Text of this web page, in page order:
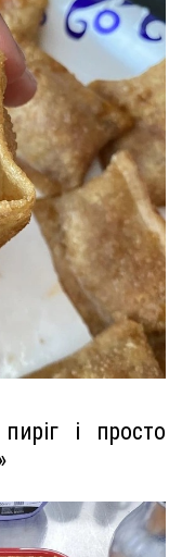
і просто